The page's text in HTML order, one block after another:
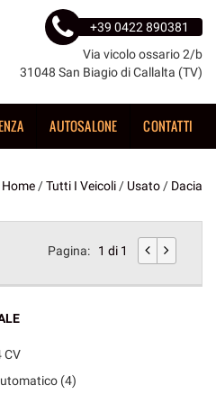
+39 0422 890381
Via vicolo ossario 2/b
31048 San Biagio di Callalta (TV)
AUTOSALONE CONTATTI
Home /Tutti I Veicoli / Usato / Dacia
Pagina: 1 di 1
CV
(4)